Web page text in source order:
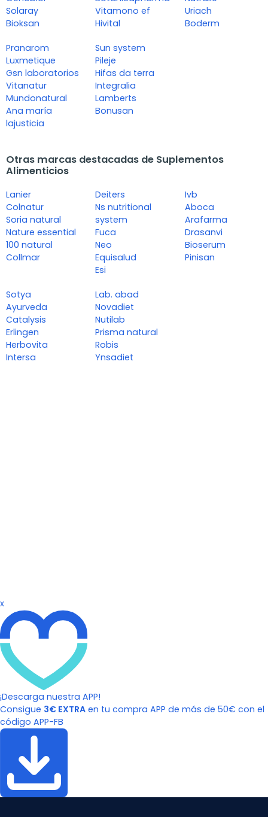
Solaray
Bioksan
Vitamono ef
Hivital
Uriach
Boderm
Pranarom
Luxmetique
Gsn laboratorios
Vitanatur
Mundonatural
Ana maría
lajusticia
Sun system
Pileje
Hifas da terra
Integralia
Lamberts
Bonusan
Otras marcas destacadas de Suplementos
Alimenticios
Lanier
Colnatur
Soria natural
Nature essential
100 natural
Collmar
Deiters
Ns nutritional
system
Fuca
Neo
Equisalud
Esi
Ivb
Aboca
Arafarma
Drasanvi
Bioserum
Pinisan
Sotya
Ayurveda
Catalysis
Erlingen
Herbovita
Intersa
Lab. abad
Novadiet
Nutilab
Prisma natural
Robis
Ynsadiet
x
¡Descarga nuestra APP!
Consigue 3€ EXTRA en tu compra APP de más de 50€ con el
código APP-FB